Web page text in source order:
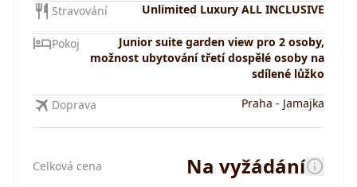
Stravování Unlimited Luxury ALL INCLUSIVE
Pokoj
Junior suite garden view pro 2 osoby,
možnost ubytování třetí dospělé osoby na
sdílené lůžko
Doprava Praha - Jamajka
Celková cena Na vyžádání